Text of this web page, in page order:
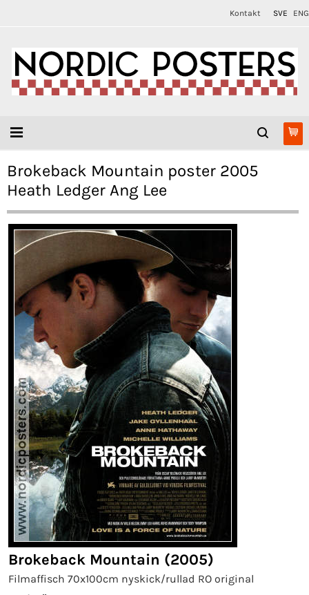
Kontakt SVE ENG
Brokeback Mountain poster 2005
Heath Ledger Ang Lee
Brokeback Mountain (2005)
Filmaffisch 70x100cm nyskick/rullad RO original